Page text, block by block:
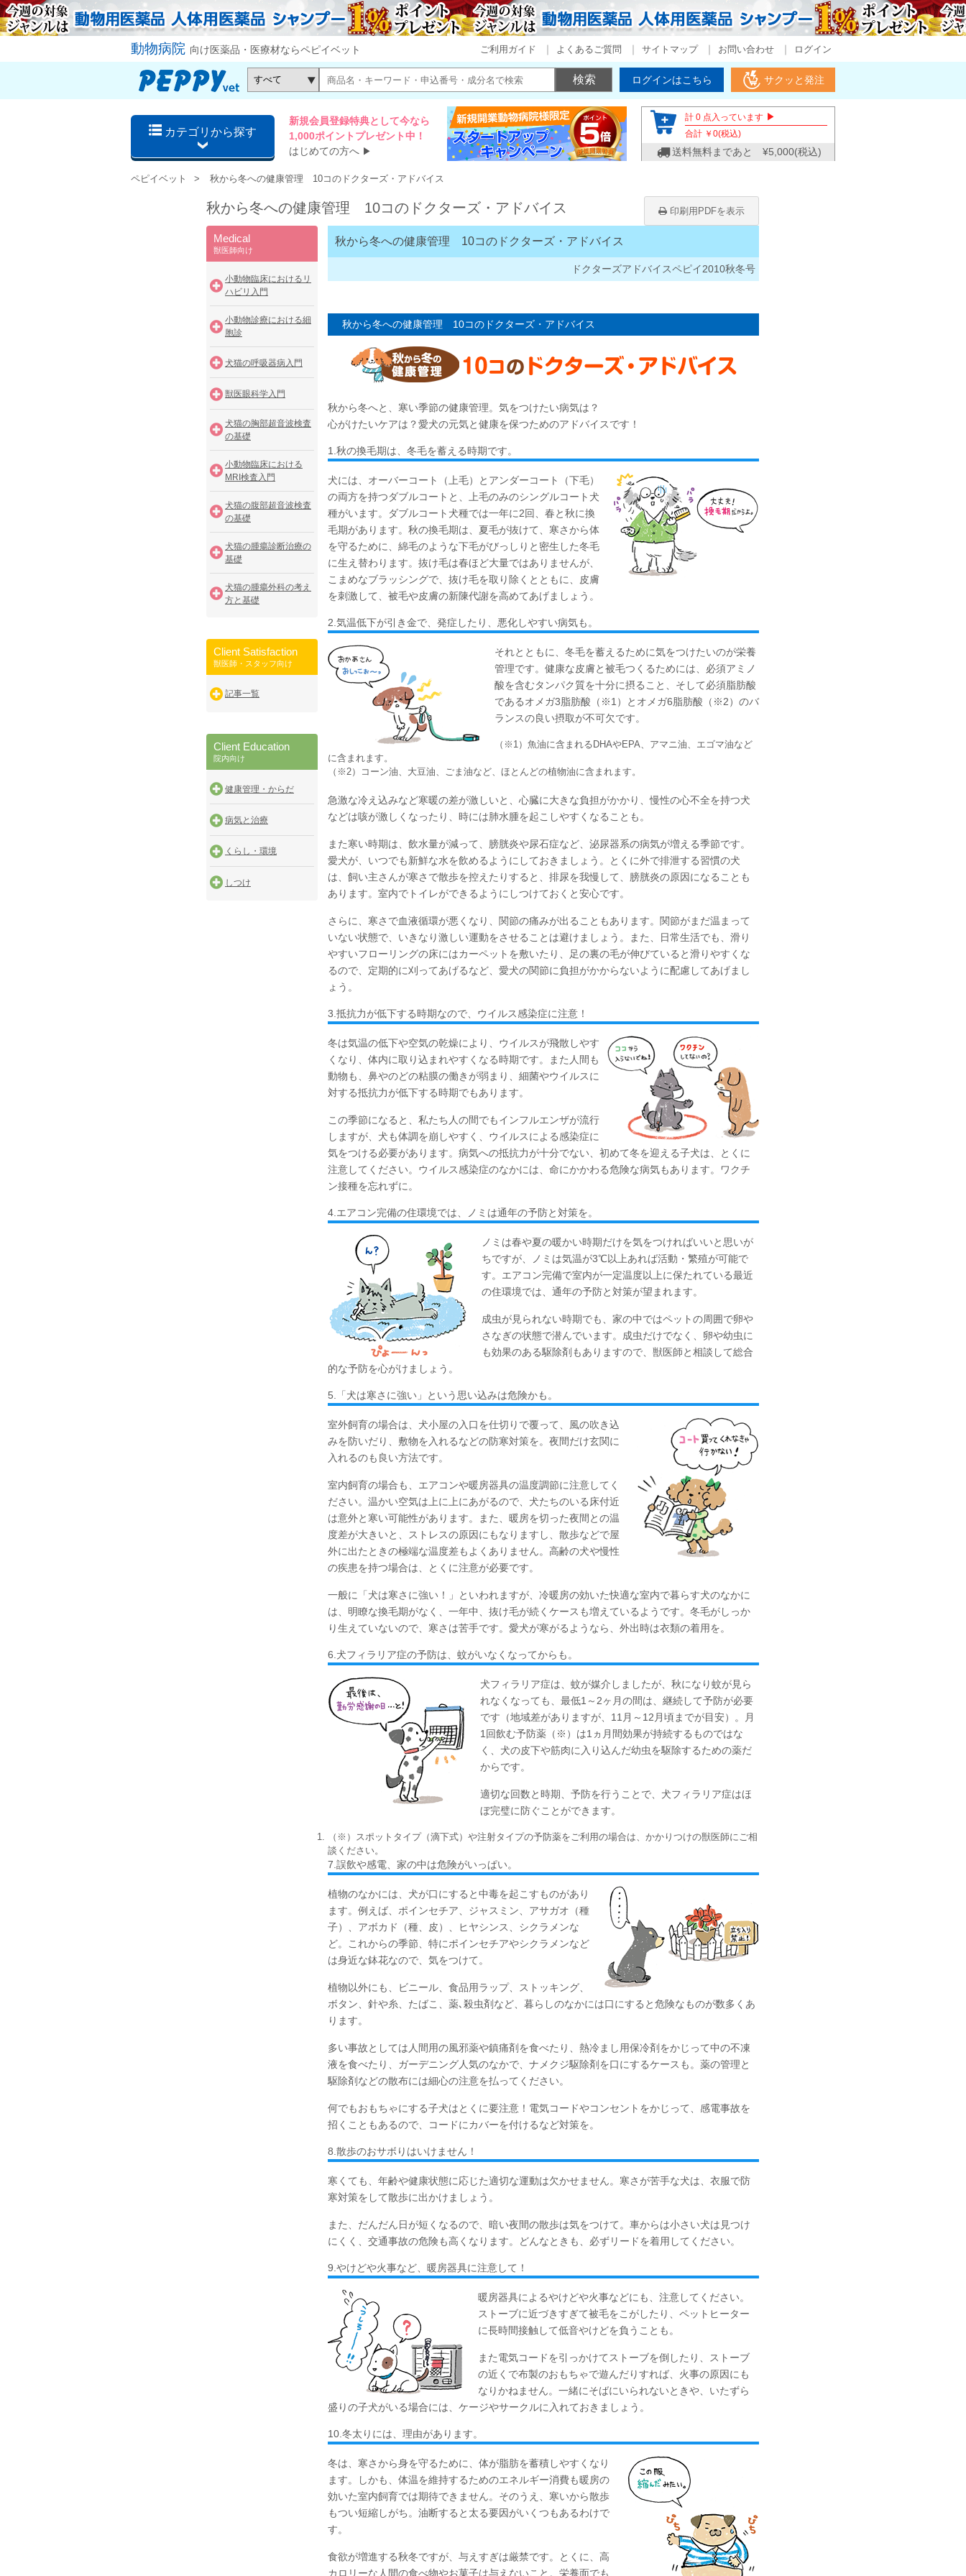
動物病院 向け医薬品・医療材ならペピイベット ご利用ガイド よくあるご質問 サイトマップ お問い合わせ ログイン
ログインはこちら サクッと発注
カテゴリから探す
新規会員登録特典として今なら
1,000ポイントプレゼント中！
はじめての方へ ▶
計 0 点入っています ▶
合計 ￥ 0(税込)
送料無料まであと ¥5,000(税込)
ペピイベット 秋から冬への健康管理 10コのドクターズ・アドバイス
秋から冬への健康管理 10コのドクターズ・アドバイス 印刷用PDFを表示
Medical
獣医師向け
小動物臨床におけるリ
ハビリ入門
小動物診療における細
胞診
犬猫の呼吸器病入門
獣医眼科学入門
犬猫の胸部超音波検査
の基礎
小動物臨床における
MRI検査入門
犬猫の腹部超音波検査
の基礎
犬猫の腫瘍診断治療の
基礎
犬猫の腫瘍外科の考え
方と基礎
Client Satisfaction
獣医師・スタッフ向け
記事一覧
Client Education
院内向け
健康管理・からだ
病気と治療
くらし・環境
しつけ
秋から冬への健康管理 10コのドクターズ・アドバイス
ドクターズアドバイスペピイ2010秋冬号
秋から冬への健康管理 10コのドクターズ・アドバイス
秋から冬へと、寒い季節の健康管理。気をつけたい病気は？
心がけたいケアは？愛犬の元気と健康を保つためのアドバイスです！
1.秋の換毛期は、冬毛を蓄える時期です。
犬には、オーバーコート（上毛）とアンダーコート（下毛）
の両方を持つダブルコートと、上毛のみのシングルコート犬
種がいます。ダブルコート犬種では一年に2回、春と秋に換
毛期があります。秋の換毛期は、夏毛が抜けて、寒さから体
を守るために、綿毛のような下毛がびっしりと密生した冬毛
に生え替わります。抜け毛は春ほど大量ではありませんが、
こまめなブラッシングで、抜け毛を取り除くとともに、皮膚
を刺激して、被毛や皮膚の新陳代謝を高めてあげましょう。
2.気温低下が引き金で、発症したり、悪化しやすい病気も。
それとともに、冬毛を蓄えるために気をつけたいのが栄養
管理です。健康な皮膚と被毛つくるためには、必須アミノ
酸を含むタンパク質を十分に摂ること、そして必須脂肪酸
であるオメガ3脂肪酸（※1）とオメガ6脂肪酸（※2）のバ
ランスの良い摂取が不可欠です。
（※1）魚油に含まれるDHAやEPA、アマニ油、エゴマ油など
に含まれます。
（※2）コーン油、大豆油、ごま油など、ほとんどの植物油に含まれます。
急激な冷え込みなど寒暖の差が激しいと、心臓に大きな負担がかかり、慢性の心不全を持つ犬
などは咳が激しくなったり、時には肺水腫を起こしやすくなることも。
また寒い時期は、飲水量が減って、膀胱炎や尿石症など、泌尿器系の病気が増える季節です。
愛犬が、いつでも新鮮な水を飲めるようにしておきましょう。とくに外で排泄する習慣の犬
は、飼い主さんが寒さで散歩を控えたりすると、排尿を我慢して、膀胱炎の原因になることも
あります。室内でトイレができるようにしつけておくと安心です。
さらに、寒さで血液循環が悪くなり、関節の痛みが出ることもあります。関節がまだ温まって
いない状態で、いきなり激しい運動をさせることは避けましょう。また、日常生活でも、滑り
やすいフローリングの床にはカーペットを敷いたり、足の裏の毛が伸びていると滑りやすくな
るので、定期的に刈ってあげるなど、愛犬の関節に負担がかからないように配慮してあげまし
ょう。
3.抵抗力が低下する時期なので、ウイルス感染症に注意！
冬は気温の低下や空気の乾燥により、ウイルスが飛散しやす
くなり、体内に取り込まれやすくなる時期です。また人間も
動物も、鼻やのどの粘膜の働きが弱まり、細菌やウイルスに
対する抵抗力が低下する時期でもあります。
この季節になると、私たち人の間でもインフルエンザが流行
しますが、犬も体調を崩しやすく、ウイルスによる感染症に
気をつける必要があります。病気への抵抗力が十分でない、初めて冬を迎える子犬は、とくに
注意してください。ウイルス感染症のなかには、命にかかわる危険な病気もあります。ワクチ
ン接種を忘れずに。
4.エアコン完備の住環境では、ノミは通年の予防と対策を。
ノミは春や夏の暖かい時期だけを気をつければいいと思いが
ちですが、ノミは気温が3℃以上あれば活動・繁殖が可能で
す。エアコン完備で室内が一定温度以上に保たれている最近
の住環境では、通年の予防と対策が望まれます。
成虫が見られない時期でも、家の中ではペットの周囲で卵や
さなぎの状態で潜んでいます。成虫だけでなく、卵や幼虫に
も効果のある駆除剤もありますので、獣医師と相談して総合
的な予防を心がけましょう。
5.「犬は寒さに強い」という思い込みは危険かも。
室外飼育の場合は、犬小屋の入口を仕切りで覆って、風の吹き込
みを防いだり、敷物を入れるなどの防寒対策を。夜間だけ玄関に
入れるのも良い方法です。
室内飼育の場合も、エアコンや暖房器具の温度調節に注意してく
ださい。温かい空気は上に上にあがるので、犬たちのいる床付近
は意外と寒い可能性があります。また、暖房を切った夜間との温
度差が大きいと、ストレスの原因にもなりますし、散歩などで屋
外に出たときの極端な温度差もよくありません。高齢の犬や慢性
の疾患を持つ場合は、とくに注意が必要です。
一般に「犬は寒さに強い！」といわれますが、冷暖房の効いた快適な室内で暮らす犬のなかに
は、明瞭な換毛期がなく、一年中、抜け毛が続くケースも増えているようです。冬毛がしっか
り生えていないので、寒さは苦手です。愛犬が寒がるようなら、外出時は衣類の着用を。
6.犬フィラリア症の予防は、蚊がいなくなってからも。
犬フィラリア症は、蚊が媒介しましたが、秋になり蚊が見ら
れなくなっても、最低1～2ヶ月の間は、継続して予防が必要
です（地域差がありますが、11月～12月頃までが目安）。月
1回飲む予防薬（※）は1ヵ月間効果が持続するものではな
く、犬の皮下や筋肉に入り込んだ幼虫を駆除するための薬だ
からです。
適切な回数と時期、予防を行うことで、犬フィラリア症はほ
ぼ完璧に防ぐことができます。
（※）スポットタイプ（滴下式）や注射タイプの予防薬をご利用の場合は、かかりつけの獣医師にご相
談ください。
7.誤飲や感電、家の中は危険がいっぱい。
植物のなかには、犬が口にすると中毒を起こすものがあり
ます。例えば、ポインセチア、ジャスミン、アサガオ（種
子）、アボカド（種、皮）、ヒヤシンス、シクラメンな
ど。これからの季節、特にポインセチアやシクラメンなど
は身近な鉢花なので、気をつけて。
植物以外にも、ビニール、食品用ラップ、ストッキング、
ボタン、針や糸、たばこ、薬､殺虫剤など、暮らしのなかには口にすると危険なものが数多くあ
ります。
多い事故としては人間用の風邪薬や鎮痛剤を食べたり、熱冷まし用保冷剤をかじって中の不凍
液を食べたり、ガーデニング人気のなかで、ナメクジ駆除剤を口にするケースも。薬の管理と
駆除剤などの散布には細心の注意を払ってください。
何でもおもちゃにする子犬はとくに要注意！電気コードやコンセントをかじって、感電事故を
招くこともあるので、コードにカバーを付けるなど対策を。
8.散歩のおサボりはいけません！
寒くても、年齢や健康状態に応じた適切な運動は欠かせません。寒さが苦手な犬は、衣服で防
寒対策をして散歩に出かけましょう。
また、だんだん日が短くなるので、暗い夜間の散歩は気をつけて。車からは小さい犬は見つけ
にくく、交通事故の危険も高くなります。どんなときも、必ずリードを着用してください。
9.やけどや火事など、暖房器具に注意して！
暖房器具によるやけどや火事などにも、注意してください。
ストーブに近づきすぎて被毛をこがしたり、ペットヒーター
に長時間接触して低音やけどを負うことも。
また電気コードを引っかけてストーブを倒したり、ストーブ
の近くで布製のおもちゃで遊んだりすれば、火事の原因にも
なりかねません。一緒にそばにいられないときや、いたずら
盛りの子犬がいる場合には、ケージやサークルに入れておきましょう。
10.冬太りには、理由があります。
冬は、寒さから身を守るために、体が脂肪を蓄積しやすくなり
ます。しかも、体温を維持するためのエネルギー消費も暖房の
効いた室内飼育では期待できません。そのうえ、寒いから散歩
もつい短縮しがち。油断すると太る要因がいくつもあるわけで
す。
食欲が増進する秋冬ですが、与えすぎは厳禁です。とくに、高
カロリーな人間の食べ物やお菓子は与えないこと。栄養面でも